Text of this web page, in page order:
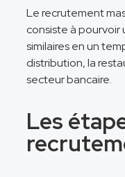
Le recrutement
consiste à
similaires en un
distribution, la
secteur bancaire.
Les